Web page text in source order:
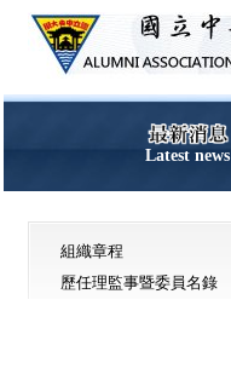
Latest news
組織章程
歷任理監事暨委員名錄